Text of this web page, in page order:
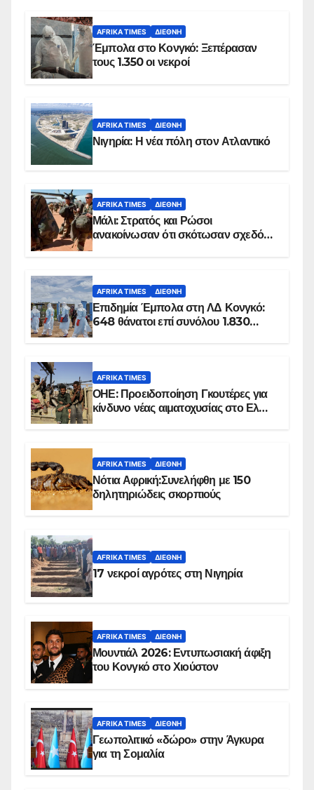
AFRIKA TIMES ΔΙΕΘΝΉ
Έμπολα στο Κονγκό: Ξεπέρασαν
τους 1.350 οι νεκροί
AFRIKA TIMES ΔΙΕΘΝΉ
Νιγηρία: Η νέα πόλη στον Ατλαντικό
AFRIKA TIMES ΔΙΕΘΝΉ
Μάλι: Στρατός και Ρώσοι
ανακοίνωσαν ότι σκότωσαν σχεδόν
AFRIKA TIMES ΔΙΕΘΝΉ
Επιδημία Έμπολα στη ΛΔ Κονγκό:
648 θάνατοι επί συνόλου 1.830
AFRIKA TIMES
ΟΗΕ: Προειδοποίηση Γκουτέρες για
κίνδυνο νέας αιματοχυσίας στο Ελ
AFRIKA TIMES ΔΙΕΘΝΉ
Νότια Αφρική:Συνελήφθη με 150
δηλητηριώδεις σκορπιούς
AFRIKA TIMES ΔΙΕΘΝΉ
17 νεκροί αγρότες στη Νιγηρία
AFRIKA TIMES ΔΙΕΘΝΉ
Μουντιάλ 2026: Εντυπωσιακή άφιξη
του Κονγκό στο Χιούστον
AFRIKA TIMES ΔΙΕΘΝΉ
Γεωπολιτικό «δώρο» στην Άγκυρα
για τη Σομαλία